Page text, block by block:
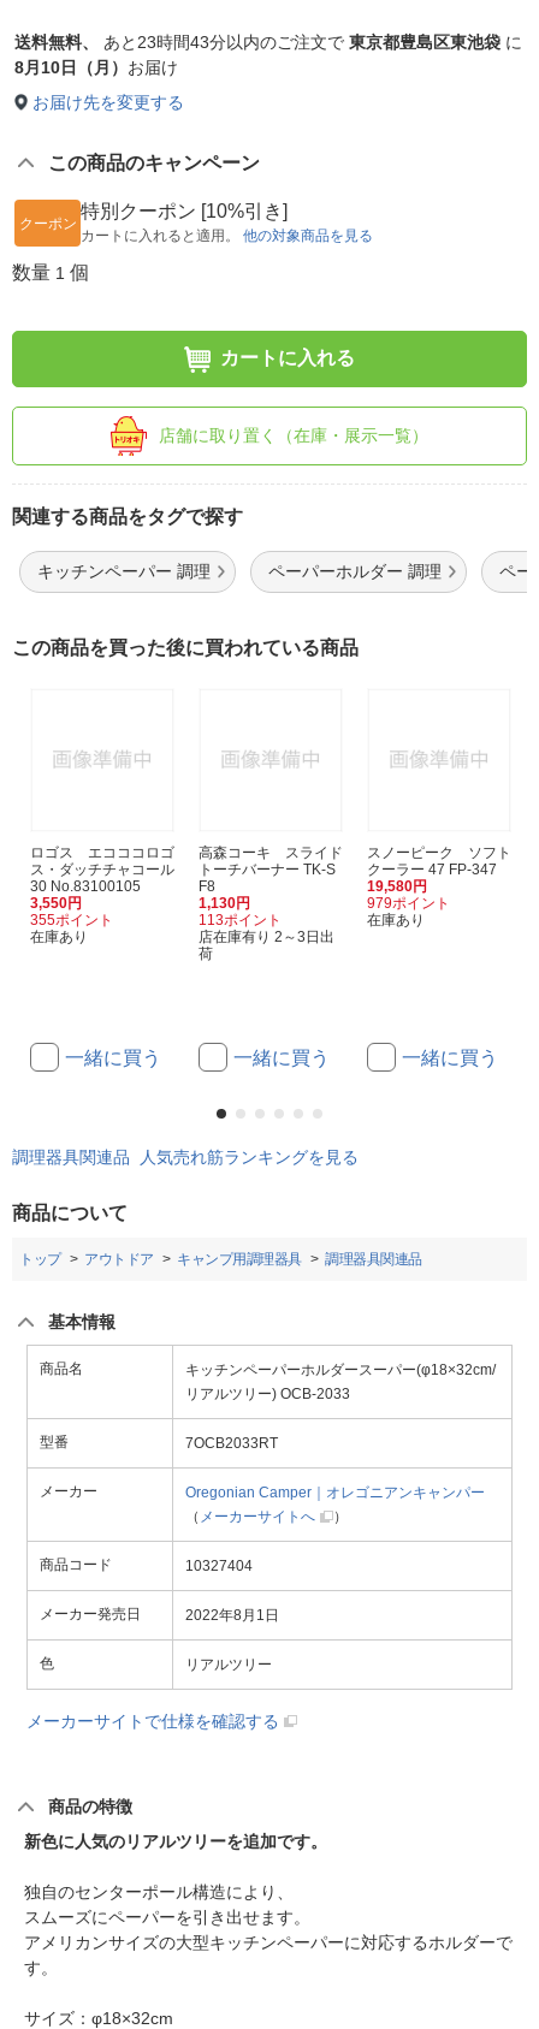
送料無料、 あと 23時間43分以内のご注文で 東京都豊島区東池袋 に
8月10日（月） お届け
お届け先を変更する
この商品のキャンペーン
クーポン
特別クーポン [10%引き]
カートに入れると適用。 他の対象商品を見る
数量 1 個
カートに入れる
店舗に取り置く（在庫・展示一覧）
関連する商品をタグで探す
キッチンペーパー 調理 ペーパーホルダー 調理 ペー
この商品を買った後に買われている商品
ロゴス エコココロゴ
ス・ダッチチャコール
30 No.83100105
3,550円
355ポイント
在庫あり
一緒に買う
高森コーキ スライド
トーチバーナー TK-S
F8
1,130円
113ポイント
店在庫有り 2～3日出
荷
一緒に買う
スノーピーク ソフト
クーラー 47 FP-347
19,580円
979ポイント
在庫あり
一緒に買う
調理器具関連品 人気売れ筋ランキングを見る
商品について
トップ アウトドア キャンプ用調理器具 調理器具関連品
基本情報
商品名
キッチンペーパーホルダースーパー(φ18×32cm/
リアルツリー) OCB-2033
型番 7OCB2033RT
メーカー
Oregonian Camper｜オレゴニアンキャンパー
（ メーカーサイトへ ）
商品コード 10327404
メーカー発売日 2022年8月1日
色 リアルツリー
メーカーサイトで仕様を確認する
商品の特徴
新色に人気のリアルツリーを追加です。
独自のセンターポール構造により、
スムーズにペーパーを引き出せます。
アメリカンサイズの大型キッチンペーパーに対応するホルダーで
す。
サイズ：φ18×32cm